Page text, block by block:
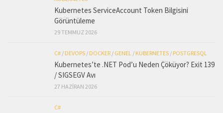
Kubernetes ServiceAccount Token Bilgisini
Görüntüleme
29 TEMMUZ 2026
C# / DEVOPS / DOCKER / GENEL / KUBERNETES / POSTGRESQL
Kubernetes’te .NET Pod’u Neden Çöküyor? Exit 139
/ SIGSEGV Avı
27 HAZIRAN 2026
C#